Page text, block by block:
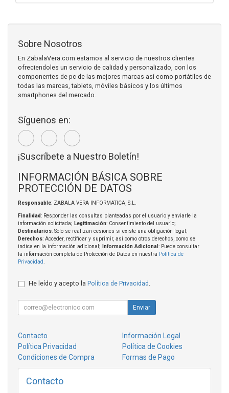
Sobre Nosotros
En ZabalaVera.com estamos al servicio de nuestros clientes
ofreciendoles un servicio de calidad y personalizado, con los
componentes de pc de las mejores marcas así como portátiles de
todas las marcas, tablets, móviles básicos y los últimos
smartphones del mercado.
Síguenos en:
¡Suscríbete a Nuestro Boletín!
INFORMACIÓN BÁSICA SOBRE
PROTECCIÓN DE DATOS
Responsable: ZABALA VERA INFORMATICA, S.L.
Finalidad: Responder las consultas planteadas por el usuario y enviarle la
información solicitada; Legitimación: Consentimiento del usuario;
Destinatarios: Solo se realizan cesiones si existe una obligación legal;
Derechos: Acceder, rectificar y suprimir, así como otros derechos, como se
indica en la información adicional;
Información Adicional : Puede consultar
la información completa de Protección de Datos en nuestra Política de
Privacidad
He leído y acepto la Política de Privacidad
Enviar
Contacto
Información Legal
Política Privacidad
Política de Cookies
Condiciones de Compra
Formas de Pago
Contacto